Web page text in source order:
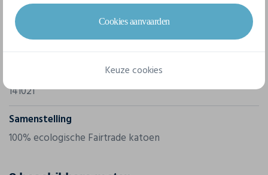
Merk
Cottover
141021
Samenstelling
100% ecologische Fairtrade katoen
Cookies aanvaarden
Keuze cookies